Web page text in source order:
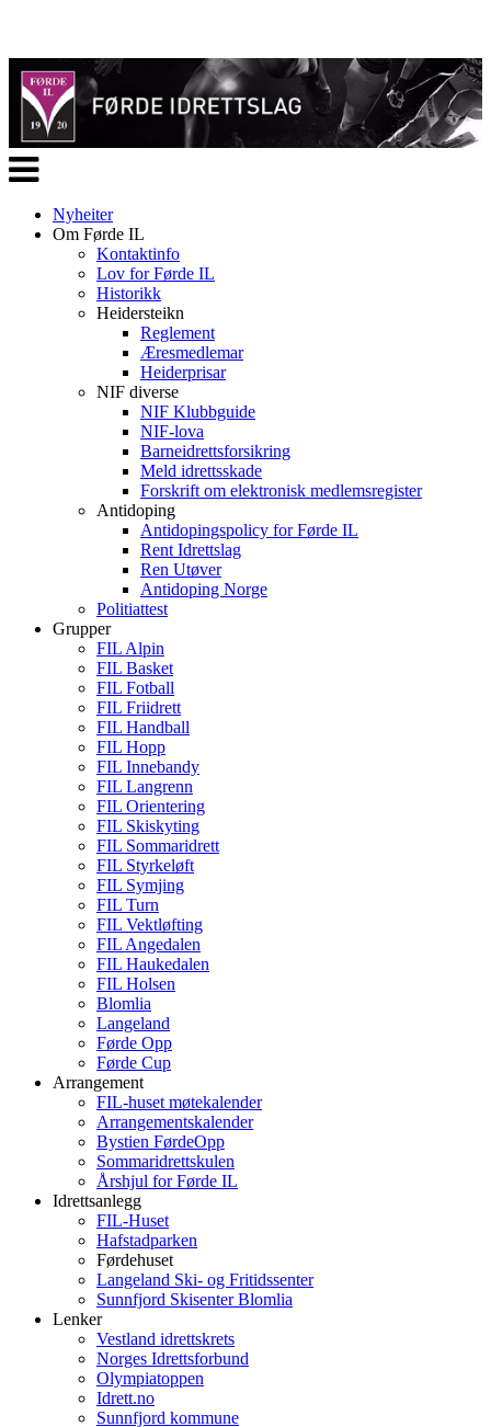
Veksle
navigasjon
Nyheiter
Om Førde IL
Kontaktinfo
Lov for Førde IL
Historikk
Heidersteikn
Reglement
Æresmedlemar
Heiderprisar
NIF diverse
NIF Klubbguide
NIF-lova
Barneidrettsforsikring
Meld idrettsskade
Forskrift om elektronisk medlemsregister
Antidoping
Antidopingspolicy for Førde IL
Rent Idrettslag
Ren Utøver
Antidoping Norge
Politiattest
Grupper
FIL Alpin
FIL Basket
FIL Fotball
FIL Friidrett
FIL Handball
FIL Hopp
FIL Innebandy
FIL Langrenn
FIL Orientering
FIL Skiskyting
FIL Sommaridrett
FIL Styrkeløft
FIL Symjing
FIL Turn
FIL Vektløfting
FIL Angedalen
FIL Haukedalen
FIL Holsen
Blomlia
Langeland
Førde Opp
Førde Cup
Arrangement
FIL-huset møtekalender
Arrangementskalender
Bystien FørdeOpp
Sommaridrettskulen
Årshjul for Førde IL
Idrettsanlegg
FIL-Huset
Hafstadparken
Førdehuset
Langeland Ski- og Fritidssenter
Sunnfjord Skisenter Blomlia
Lenker
Vestland idrettskrets
Norges Idrettsforbund
Olympiatoppen
Idrett.no
Sunnfjord kommune